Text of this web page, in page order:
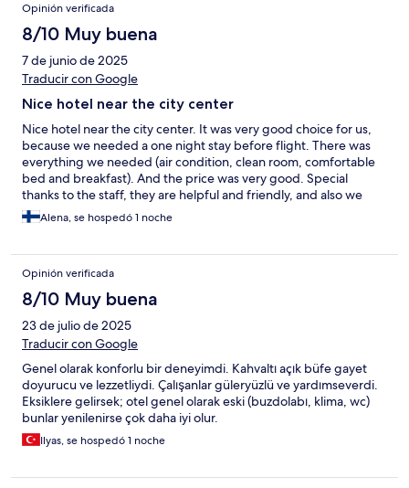
Opinión verificada
8/10 Muy buena
7 de junio de 2025
Traducir con Google
Nice hotel near the city center
Nice hotel near the city center. It was very good choice for us,
because we needed a one night stay before flight. There was
everything we needed (air condition, clean room, comfortable
bed and breakfast). And the price was very good. Special
thanks to the staff, they are helpful and friendly, and also we
ordered a transfer to the airport from them, thanks :)
Alena, se hospedó 1 noche
Opinión verificada
8/10 Muy buena
23 de julio de 2025
Traducir con Google
Genel olarak konforlu bir deneyimdi. Kahvaltı açık büfe gayet
doyurucu ve lezzetliydi. Çalışanlar güleryüzlü ve yardımseverdi.
Eksiklere gelirsek; otel genel olarak eski (buzdolabı, klima, wc)
bunlar yenilenirse çok daha iyi olur.
Ilyas, se hospedó 1 noche